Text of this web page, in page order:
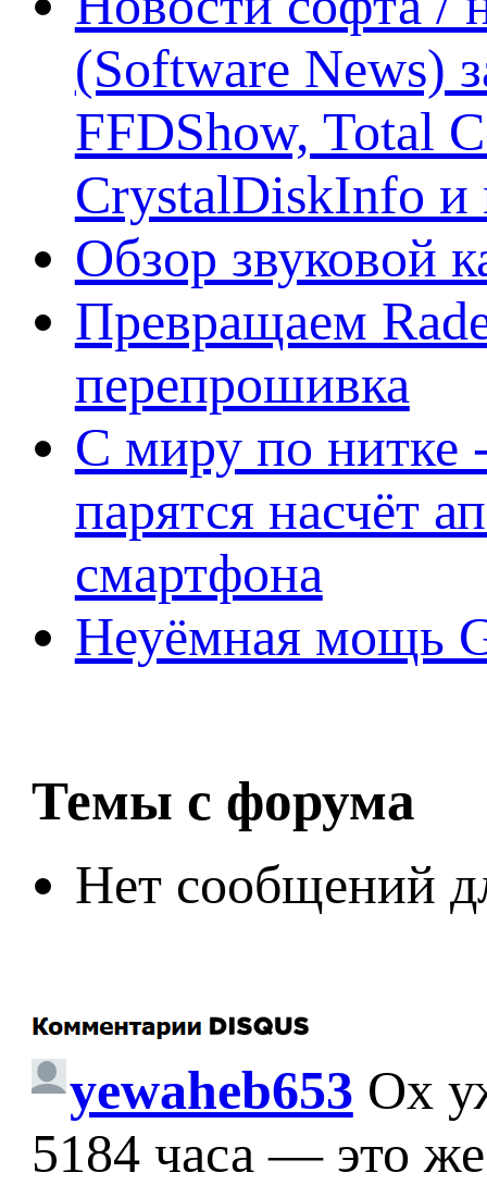
(Software News)
FFDShow, Total
CrystalDiskInfo и
Обзор звуковой
Превращаем
перепрошивка
С миру по нитке
парятся насчёт
смартфона
Неуёмная мощь
Темы с форума
Нет сообщений
yewaheb653 Ох
5184 часа — это